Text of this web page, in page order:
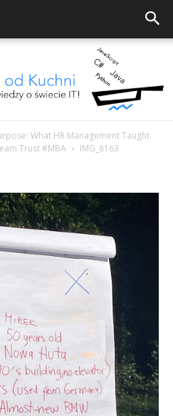
Programowanie
od
–
Rafał
What HR Management Taught
Trust #MBA
IMG_8163